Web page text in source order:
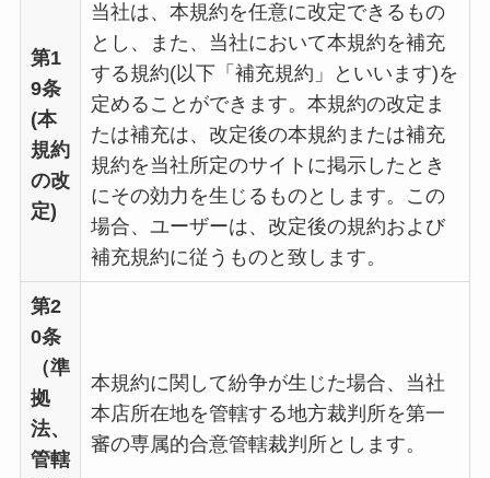
第1
9条
(本
規約
の改
定)
当社は、本規約を任意に改定できるもの
とし、また、当社において本規約を補充
する規約(以下「補充規約」といいます)を
定めることができます。本規約の改定ま
たは補充は、改定後の本規約または補充
規約を当社所定のサイトに掲示したとき
にその効力を生じるものとします。この
場合、ユーザーは、改定後の規約および
補充規約に従うものと致します。
第2
0条
（準
拠
法、
管轄
本規約に関して紛争が生じた場合、当社
本店所在地を管轄する地方裁判所を第一
審の専属的合意管轄裁判所とします。